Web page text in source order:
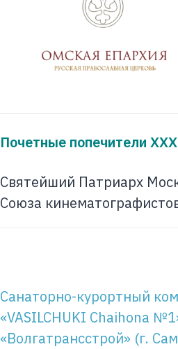
Почетные попечители
Святейший Патриарх
Союза
Санаторно-курортный
«VASILCHUKI Chaihona
«Волгатрансстрой» (г.